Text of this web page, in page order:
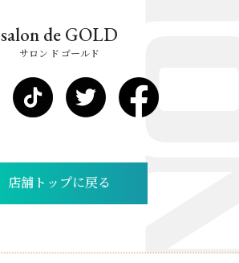
salon de GOLD
サロン ド ゴールド
店舗トップに戻る